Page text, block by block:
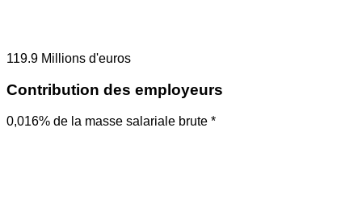
119.9 Millions d'euros
Contribution des employeurs
0,016% de la masse salariale brute *